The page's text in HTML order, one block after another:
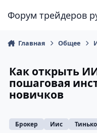
Форум трейдеров
Главная Общее
Как открыть
пошаговая
новичков
Брокер Иис